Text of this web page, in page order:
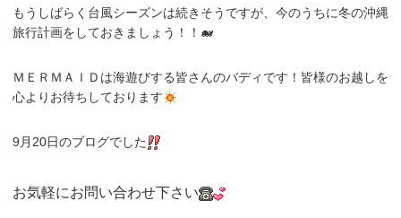
もうしばらく台風シーズンは続きそうですが、今のうちに冬の沖縄
旅行計画をしておきましょう！！🐋
ＭＥＲＭＡＩＤは海遊びする皆さんのバディです！皆様のお越しを
心よりお待ちしております
9月20日のブログでした
お気軽にお問い合わせ下さい